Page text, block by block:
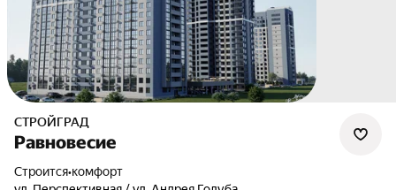
СТРОЙГРАД
Равновесие
Строится•комфорт